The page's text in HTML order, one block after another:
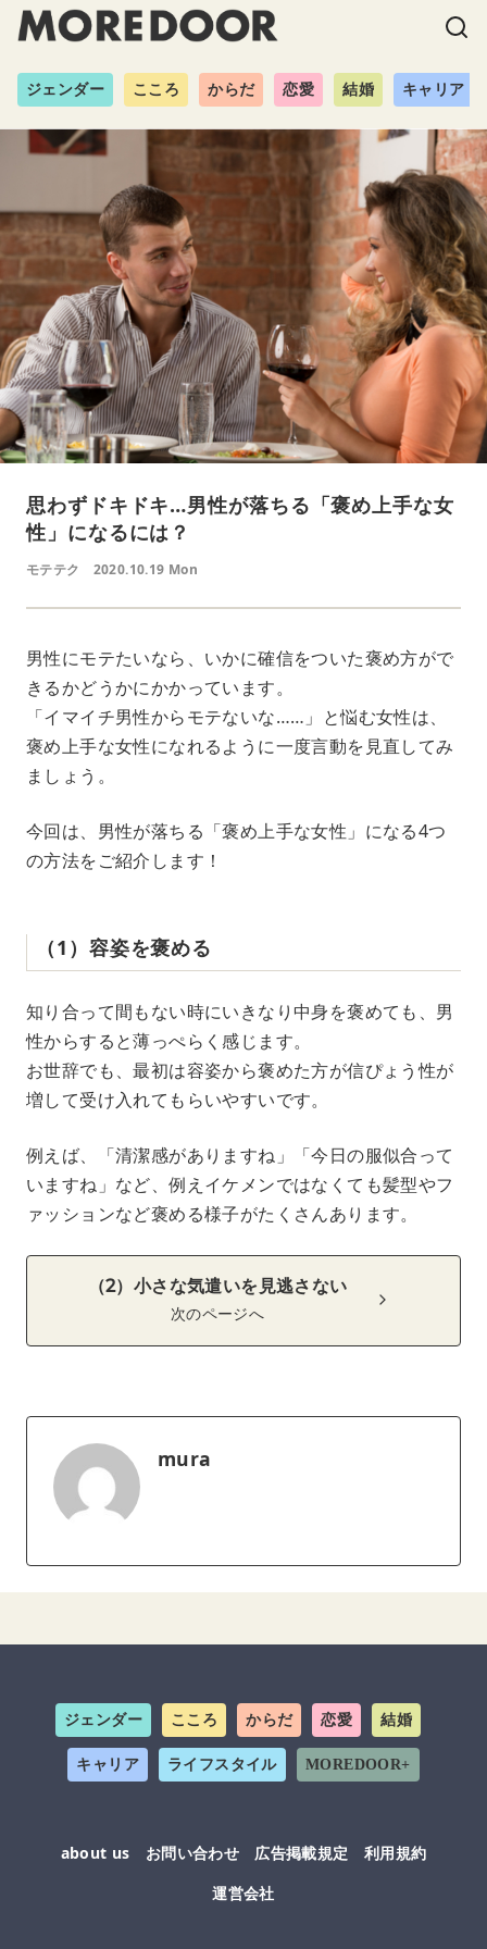
ジェンダー こころ からだ 恋愛 結婚 キャリア
思わずドキドキ…男性が落ちる「褒め上手な女
性」になるには？
モテテク 2020.10.19 Mon
男性にモテたいなら、いかに確信をついた褒め方がで
きるかどうかにかかっています。
「イマイチ男性からモテないな……」と悩む女性は、
褒め上手な女性になれるように一度言動を見直してみ
ましょう。
今回は、男性が落ちる「褒め上手な女性」になる4つ
の方法をご紹介します！
（1）容姿を褒める
知り合って間もない時にいきなり中身を褒めても、男
性からすると薄っぺらく感じます。
お世辞でも、最初は容姿から褒めた方が信ぴょう性が
増して受け入れてもらいやすいです。
例えば、「清潔感がありますね」「今日の服似合って
いますね」など、例えイケメンではなくても髪型やフ
ァッションなど褒める様子がたくさんあります。
（2）小さな気遣いを見逃さない
次のページへ
mura
ジェンダー こころ からだ 恋愛 結婚
キャリア ライフスタイル MOREDOOR+
about us お問い合わせ 広告掲載規定
利用規約
運営会社